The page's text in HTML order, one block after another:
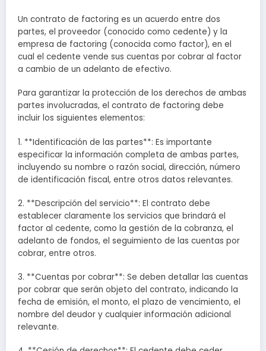
Un contrato de factoring es un acuerdo entre dos
partes, el proveedor (conocido como cedente) y la
empresa de factoring (conocida como factor), en el
cual el cedente vende sus cuentas por cobrar al factor
a cambio de un adelanto de efectivo.
Para garantizar la protección de los derechos de ambas
partes involucradas, el contrato de factoring debe
incluir los siguientes elementos:
1. **Identificación de las partes**: Es importante
especificar la información completa de ambas partes,
incluyendo su nombre o razón social, dirección, número
de identificación fiscal, entre otros datos relevantes.
2. **Descripción del servicio**: El contrato debe
establecer claramente los servicios que brindará el
factor al cedente, como la gestión de la cobranza, el
adelanto de fondos, el seguimiento de las cuentas por
cobrar, entre otros.
3. **Cuentas por cobrar**: Se deben detallar las cuentas
por cobrar que serán objeto del contrato, indicando la
fecha de emisión, el monto, el plazo de vencimiento, el
nombre del deudor y cualquier información adicional
relevante.